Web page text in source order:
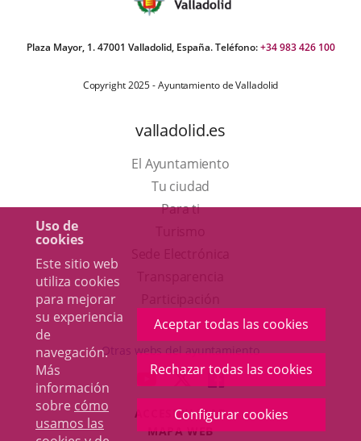
Uso de
cookies
Este sitio web
utiliza cookies
para mejorar
su experiencia
de
navegación.
Más
información
sobre cómo
usamos las
Aceptar todas las cookies
Rechazar todas las cookies
Configurar cookies
Plaza Mayor, 1. 47001 Valladolid, España. Teléfono:+34 983 426 100
Copyright 2025 - Ayuntamiento de Valladolid
valladolid.es
El Ayuntamiento
Tu ciudad
Para ti
en
una
ventana
nueva.
aplicación
externa.
Otras webs del ayuntamiento
ENLACE
A
UNA
ENLACE
A
UNA
ENLACE
A
UNA
ACCESIBILIDAD
MAPA WEB